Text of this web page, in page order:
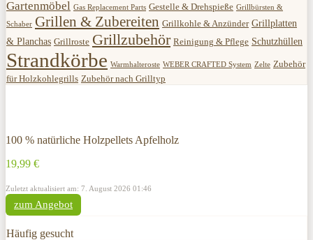
Gartenmöbel Gas Replacement Parts Gestelle & Drehspieße Grillbürsten &
Schaber Grillen & Zubereiten Grillkohle & Anzünder Grillplatten
& Planchas Grillroste Grillzubehör Reinigung & Pflege Schutzhüllen
Strandkörbe Warmhalteroste WEBER CRAFTED System Zelte Zubehör
für Holzkohlegrills Zubehör nach Grilltyp
100 % natürliche Holzpellets Apfelholz
19,99 €
Zuletzt aktualisiert am: 7. August 2026 01:46
zum Angebot
Häufig gesucht